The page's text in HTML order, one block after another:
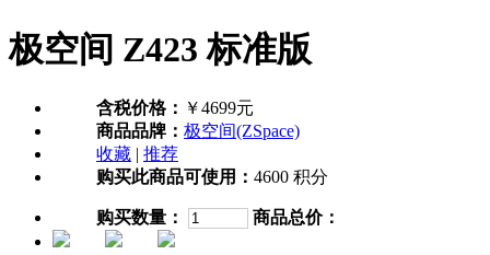
极空间 Z423 标准版
含税价格： ￥4699元
商品品牌： 极空间(ZSpace)
收藏 | 推荐
购买此商品可使用： 4600 积分
购买数量： 商品总价：